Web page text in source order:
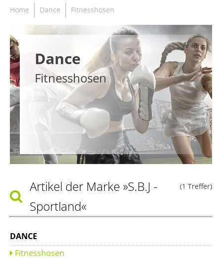
Home Dance Fitnesshosen
Dance
Fitnesshosen
(1 Treffer)
Artikel der Marke »S.B.J -
Sportland«
DANCE
Fitnesshosen